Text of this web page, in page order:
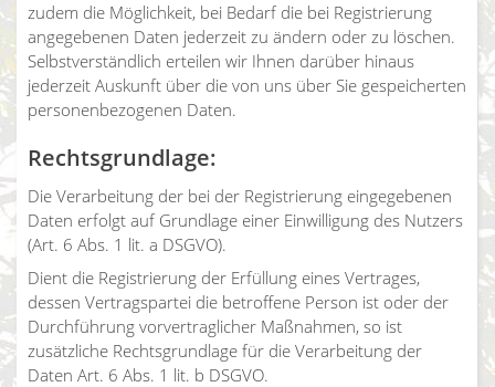
zudem die Möglichkeit, bei Bedarf die bei Registrierung
angegebenen Daten jederzeit zu ändern oder zu löschen.
Selbstverständlich erteilen wir Ihnen darüber hinaus
jederzeit Auskunft über die von uns über Sie gespeicherten
personenbezogenen Daten.
Rechtsgrundlage:
Die Verarbeitung der bei der Registrierung eingegebenen
Daten erfolgt auf Grundlage einer Einwilligung des Nutzers
(Art. 6 Abs. 1 lit. a DSGVO).
Dient die Registrierung der Erfüllung eines Vertrages,
dessen Vertragspartei die betroffene Person ist oder der
Durchführung vorvertraglicher Maßnahmen, so ist
zusätzliche Rechtsgrundlage für die Verarbeitung der
Daten Art. 6 Abs. 1 lit. b DSGVO.